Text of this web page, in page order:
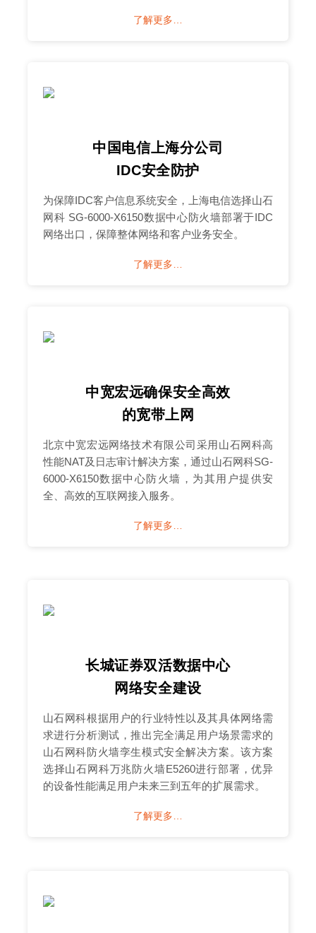
了解更多…
中国电信上海分公司
IDC安全防护
为保障IDC客户信息系统安全，上海电信选择山石
网科 SG-6000-X6150数据中心防火墙部署于IDC
网络出口，保障整体网络和客户业务安全。
了解更多…
中宽宏远确保安全高效
的宽带上网
北京中宽宏远网络技术有限公司采用山石网科高
性能NAT及日志审计解决方案，通过山石网科SG-
6000-X6150数据中心防火墙，为其用户提供安
全、高效的互联网接入服务。
了解更多…
长城证券双活数据中心
网络安全建设
山石网科根据用户的行业特性以及其具体网络需
求进行分析测试，推出完全满足用户场景需求的
山石网科防火墙孪生模式安全解决方案。该方案
选择山石网科万兆防火墙E5260进行部署，优异
的设备性能满足用户未来三到五年的扩展需求。
了解更多…